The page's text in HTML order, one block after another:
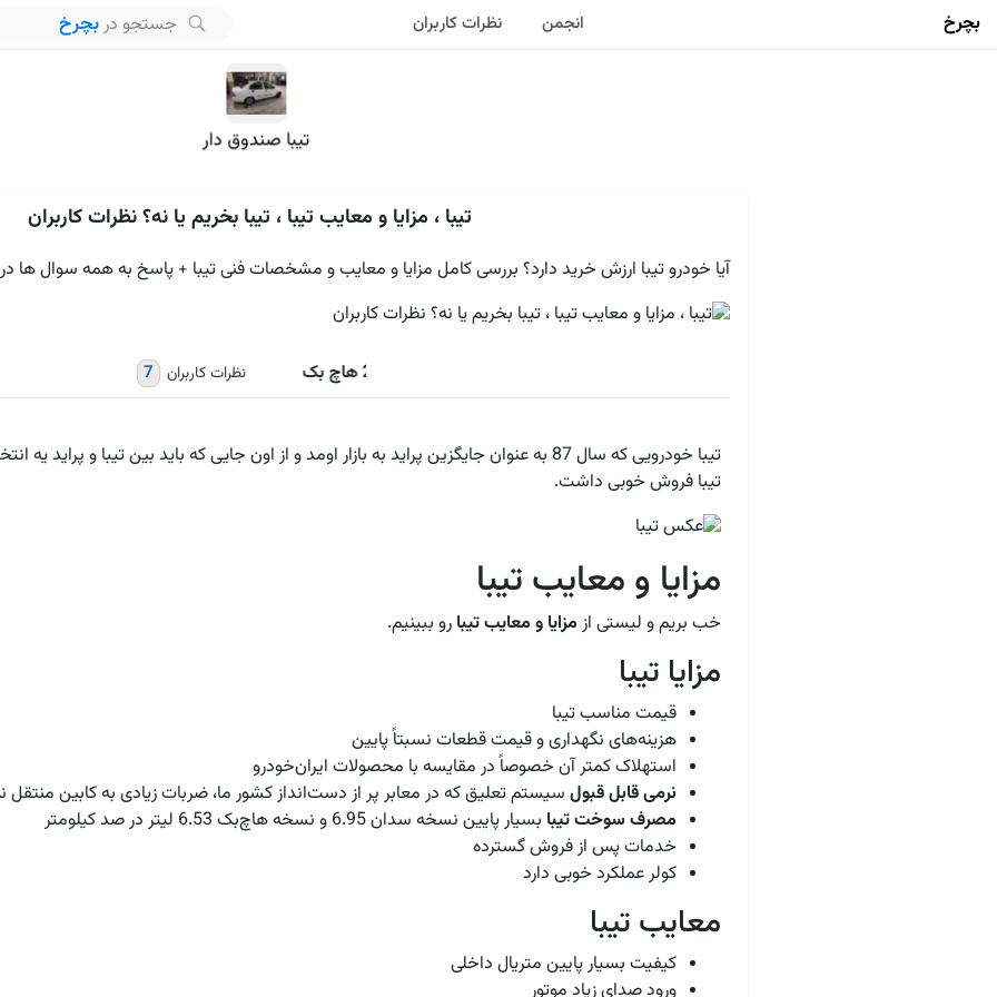
بچرخ انجمن نظرات کاربران جستجو دربچرخ
تیبا صندوق دار
تیبا ، مزایا و معایب تیبا ، تیبا بخریم یا نه؟ نظرات کاربران
آیا خودرو تیبا ارزش خرید دارد؟ بررسی کامل مزایا و معایب و مشخصات فنی تیبا + پاسخ به همه سوال ها در
نظرات کاربران 7
تیبا خودرویی که سال 87 به عنوان جایگزین پراید به بازار اومد و از اون جایی که باید بین تیبا و
تیبا فروش خوبی داشت.
مزایا و معایب تیبا
خب بریم و لیستی از مزایا و معایب تیبا رو ببینیم.
مزایا تیبا
قیمت مناسب تیبا
هزینه‌های نگهداری و قیمت قطعات نسبتاً پایین
استهلاک کمتر آن خصوصاً در مقایسه با محصولات ایران‌خودرو
نرمی قابل قبول سیستم تعلیق که در معابر پر از دست‌انداز کشور ما، ضربات زیادی به کابین منتقل
مصرف سوخت تیبا بسیار پایین نسخه سدان 6.95 و نسخه هاچ‌بک 6.53 لیتر در صد کیلومتر
خدمات پس از فروش گسترده
کولر عملکرد خوبی دارد
معایب تیبا
کیفیت بسیار پایین متریال داخلی
ورود صدای زیاد موتور